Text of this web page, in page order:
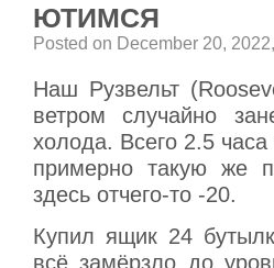
ЮТИМСЯ
Posted on December 20,
Наш Рузвельт
ветром случайно
холода. Всего 2.5
примерно такую же
здесь отчего-то -20.
Купил ящик 24
всё замёрзло до